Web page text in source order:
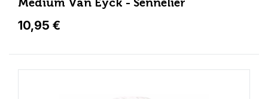
10,95 €